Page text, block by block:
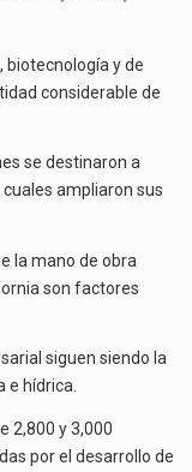
biotecnología y de
considerable de
se destinaron a
ampliaron sus
la mano de obra
son factores
siguen siendo la
e hídrica.
2,800 y 3,000
por el desarrollo de